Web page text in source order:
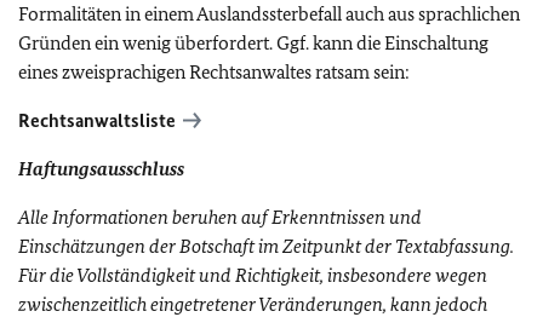
Formalitäten in einem Auslandssterbefall auch aus sprachlichen
Gründen ein wenig überfordert. Ggf. kann die Einschaltung
eines zweisprachigen Rechtsanwaltes ratsam sein:
Rechtsanwaltsliste
Haftungsausschluss
Alle Informationen beruhen auf Erkenntnissen und
Einschätzungen der Botschaft im Zeitpunkt der Textabfassung.
Für die Vollständigkeit und Richtigkeit, insbesondere wegen
zwischenzeitlich eingetretener Veränderungen, kann jedoch